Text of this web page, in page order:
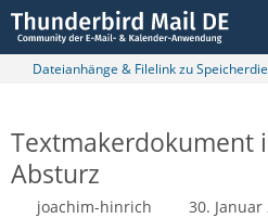
Dateianhänge & Filelink zu
Textmakerdokument
Absturz
joachim-hinrich
30.